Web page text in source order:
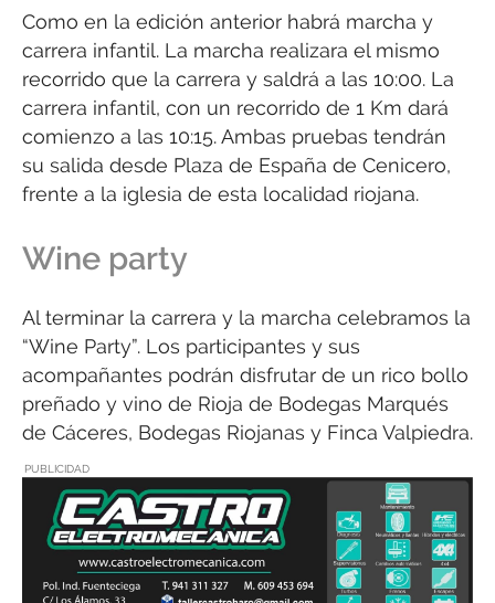
Como en la edición anterior habrá marcha y
carrera infantil. La marcha realizara el mismo
recorrido que la carrera y saldrá a las 10:00. La
carrera infantil, con un recorrido de 1 Km dará
comienzo a las 10:15. Ambas pruebas tendrán
su salida desde Plaza de España de Cenicero,
frente a la iglesia de esta localidad riojana.
Wine party
Al terminar la carrera y la marcha celebramos la
“Wine Party”. Los participantes y sus
acompañantes podrán disfrutar de un rico bollo
preñado y vino de Rioja de Bodegas Marqués
de Cáceres, Bodegas Riojanas y Finca Valpiedra.
PUBLICIDAD